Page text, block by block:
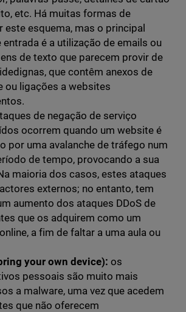
etc. Há muitas formas de
este esquema, mas o principal
entrada é a utilização de emails ou
de texto que parecem provir de
que contêm anexos de
ou ligações a websites
de negação de serviço
ocorrem quando um website é
por uma avalanche de tráfego num
de tempo, provocando a sua
maioria dos casos, estes ataques
externos; no entanto, tem
aumento dos ataques DDoS de
que os adquirem como um
a fim de faltar a uma aula ou
your own device): os
pessoais são muito mais
a malware, uma vez que acedem
que não oferecem